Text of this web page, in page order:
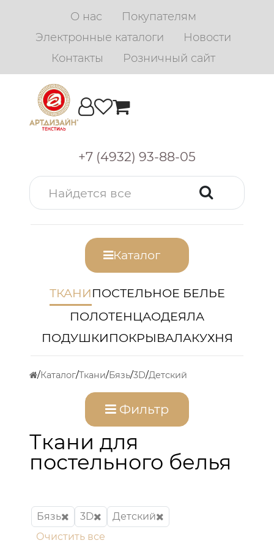
О нас
Покупателям
Электронные каталоги
Новости
Контакты
Розничный сайт
+7 (4932) 93-88-05
Каталог
ТКАНИПОСТЕЛЬНОЕ БЕЛЬЕ
ПОЛОТЕНЦАОДЕЯЛА
ПОДУШКИПОКРЫВАЛАКУХНЯ
Каталог Ткани Бязь 3D Детский
Фильтр
Ткани для
постельного белья
Бязь 3D
Детский
Очистить все